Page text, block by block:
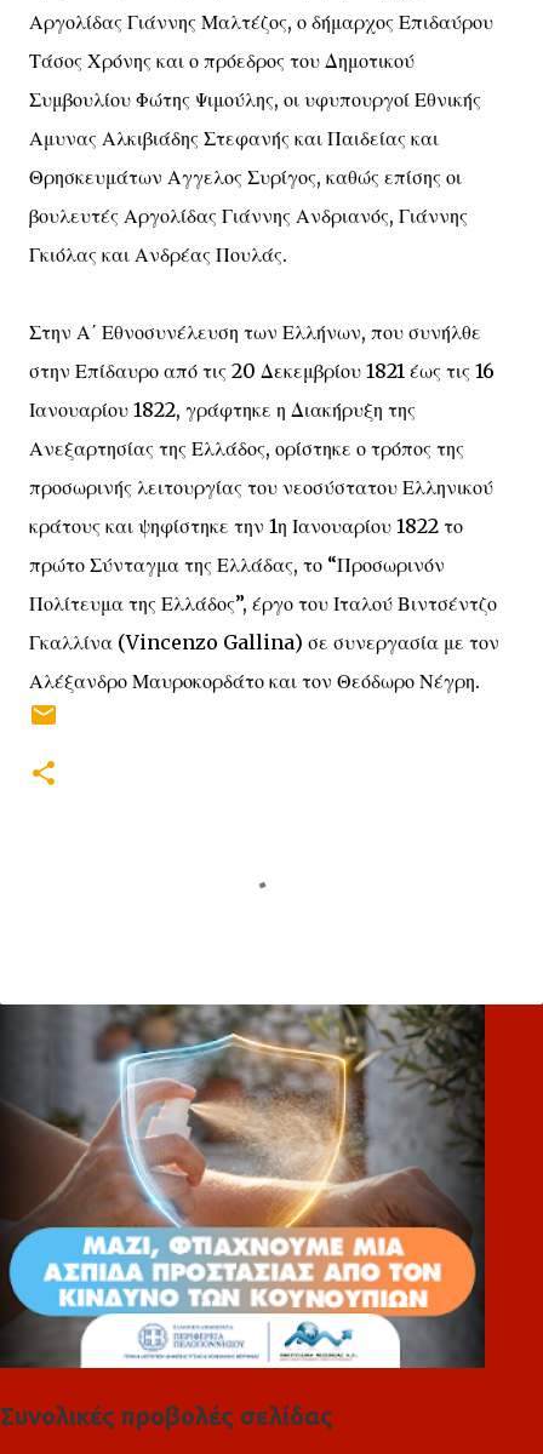
Αργολίδας Γιάννης Μαλτέζος, ο δήμαρχος Επιδαύρου
Τάσος Χρόνης και ο πρόεδρος του Δημοτικού
Συμβουλίου Φώτης Ψιμούλης, οι υφυπουργοί Εθνικής
Αμυνας Αλκιβιάδης Στεφανής και Παιδείας και
Θρησκευμάτων Αγγελος Συρίγος, καθώς επίσης οι
βουλευτές Αργολίδας Γιάννης Ανδριανός, Γιάννης
Γκιόλας και Ανδρέας Πουλάς.
Στην Α΄ Εθνοσυνέλευση των Ελλήνων, που συνήλθε
στην Επίδαυρο από τις 20 Δεκεμβρίου 1821 έως τις 16
Ιανουαρίου 1822, γράφτηκε η Διακήρυξη της
Ανεξαρτησίας της Ελλάδος, ορίστηκε ο τρόπος της
προσωρινής λειτουργίας του νεοσύστατου Ελληνικού
κράτους και ψηφίστηκε την 1η Ιανουαρίου 1822 το
πρώτο Σύνταγμα της Ελλάδας, το “Προσωρινόν
Πολίτευμα της Ελλάδος”, έργο του Ιταλού Βιντσέντζο
Γκαλλίνα (Vincenzo Gallina) σε συνεργασία με τον
Αλέξανδρο Μαυροκορδάτο και τον Θεόδωρο Νέγρη.
λ
Συνολικές προβολές σελίδας